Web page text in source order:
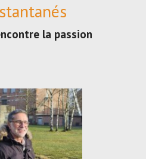
la passion